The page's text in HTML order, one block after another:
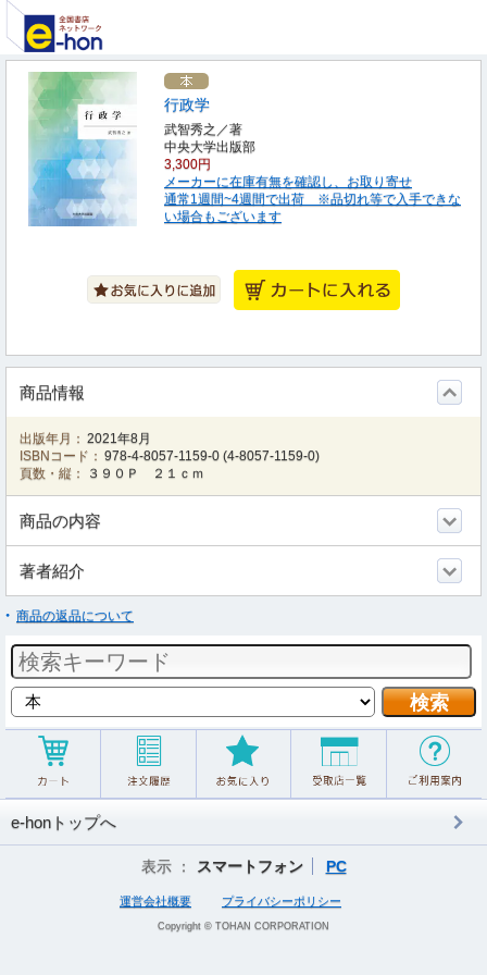
行政学
武智秀之／著
中央大学出版部
3,300円
メーカーに在庫有無を確認し、お取り寄せ
通常1週間~4週間で出荷 ※品切れ等で入手できな
い場合もございます
商品情報
出版年月： 2021年8月
ISBNコード： 978-4-8057-1159-0 (4-8057-1159-0)
頁数・縦：
３９０Ｐ ２１ｃｍ
商品の内容
著者紹介
商品の返品について
e-honトップへ
表示 ： スマートフォン PC
運営会社概要 プライバシーポリシー
Copyright © TOHAN CORPORATION